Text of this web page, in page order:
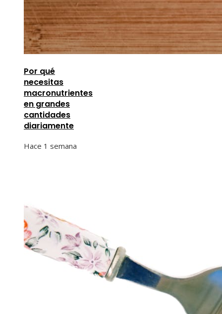
Por qué
necesitas
macronutrientes
en grandes
cantidades
diariamente
Hace 1 semana